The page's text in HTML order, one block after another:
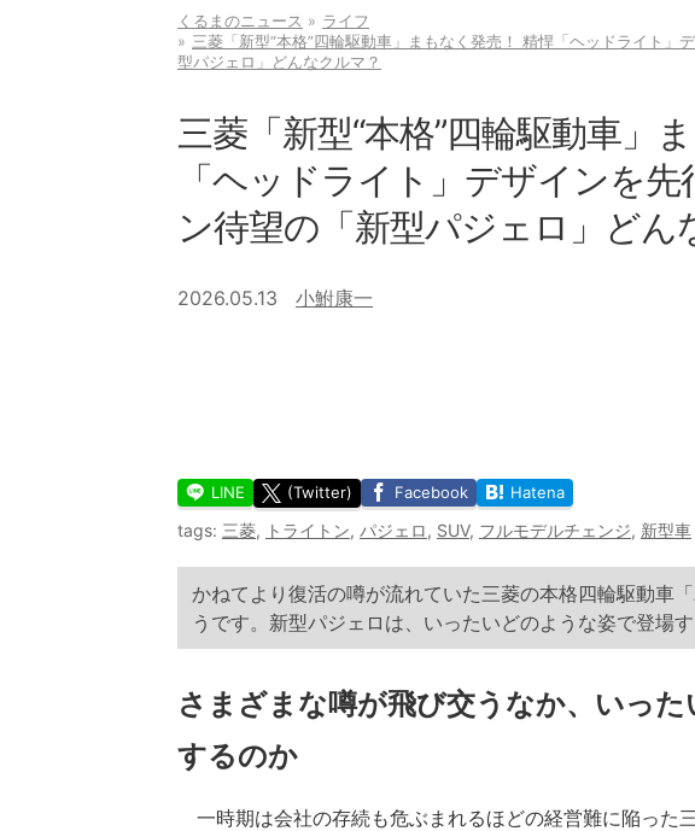
くるまのニュース
ライフ
三菱「新型“本格”四輪駆動車」まもなく発売！ 精悍「ヘッドライト」
型パジェロ」どんなクルマ？
三菱「新型“本格”四輪駆動車」
「ヘッドライト」デザインを先
ン待望の「新型パジェロ」どん
2026.05.13 小鮒康一
LINE (Twitter) Facebook Hatena
tags: 三菱, トライトン, パジェロ, SUV, フルモデルチェンジ, 新型車
かねてより復活の噂が流れていた三菱の本格四輪駆動車
うです。新型パジェロは、いったいどのような姿で登場す
さまざまな噂が飛び交うなか、いっ
するのか
一時期は会社の存続も危ぶまれるほどの経営難に陥った